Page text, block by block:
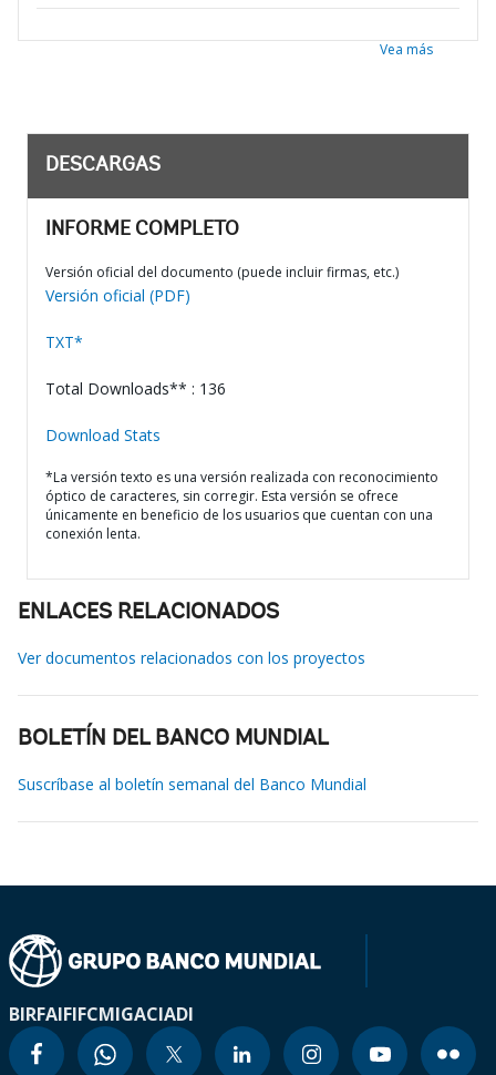
Vea más
DESCARGAS
INFORME COMPLETO
Versión oficial del documento (puede incluir firmas, etc.)
Versión oficial (PDF)
TXT*
Total Downloads** : 136
Download Stats
*La versión texto es una versión realizada con reconocimiento
óptico de caracteres, sin corregir. Esta versión se ofrece
únicamente en beneficio de los usuarios que cuentan con una
conexión lenta.
ENLACES RELACIONADOS
Ver documentos relacionados con los proyectos
BOLETÍN DEL BANCO MUNDIAL
Suscríbase al boletín semanal del Banco Mundial
BIRFAIFIFCMIGACIADI